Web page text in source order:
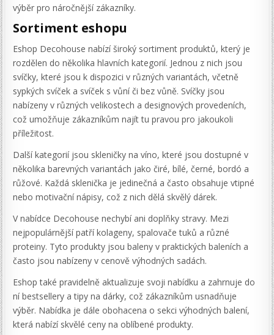
výběr pro náročnější zákazníky.
Sortiment eshopu
Eshop Decohouse nabízí široký sortiment produktů, který je
rozdělen do několika hlavních kategorií. Jednou z nich jsou
svíčky, které jsou k dispozici v různých variantách, včetně
sypkých svíček a svíček s vůní či bez vůně. Svíčky jsou
nabízeny v různých velikostech a designových provedeních,
což umožňuje zákazníkům najít tu pravou pro jakoukoli
příležitost.
Další kategorií jsou skleničky na víno, které jsou dostupné v
několika barevných variantách jako čiré, bílé, černé, bordó a
růžové. Každá sklenička je jedinečná a často obsahuje vtipné
nebo motivační nápisy, což z nich dělá skvělý dárek.
V nabídce Decohouse nechybí ani doplňky stravy. Mezi
nejpopulárnější patří kolageny, spalovače tuků a různé
proteiny. Tyto produkty jsou baleny v praktických baleních a
často jsou nabízeny v cenově výhodných sadách.
Eshop také pravidelně aktualizuje svoji nabídku a zahrnuje do
ní bestsellery a tipy na dárky, což zákazníkům usnadňuje
výběr. Nabídka je dále obohacena o sekci výhodných balení,
která nabízí skvělé ceny na oblíbené produkty.